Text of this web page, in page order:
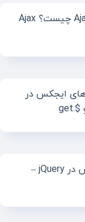
آموزش جی کوئری – Ajax چیست؟ Ajax
ایجکس در
معرفی متدهای ایجکس در jQuery –